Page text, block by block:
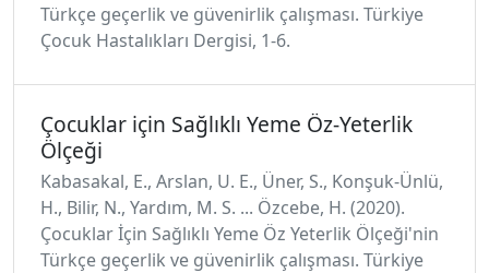
Türkçe geçerlik ve güvenirlik çalışması. Türkiye
Çocuk Hastalıkları Dergisi, 1-6.
Çocuklar için Sağlıklı Yeme Öz-Yeterlik
Ölçeği
Kabasakal, E., Arslan, U. E., Üner, S., Konşuk-Ünlü,
H., Bilir, N., Yardım, M. S. ... Özcebe, H. (2020).
Çocuklar İçin Sağlıklı Yeme Öz Yeterlik Ölçeği'nin
Türkçe geçerlik ve güvenirlik çalışması. Türkiye